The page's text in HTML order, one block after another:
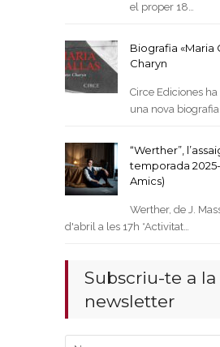
el proper 18…
Biografia «Maria
Charyn
Circe Ediciones
una nova
“Werther”,
temporada
Amics)
Werther, de J.
d'abril a les 17h *Activitat…
Subscriu-te a la
newsletter